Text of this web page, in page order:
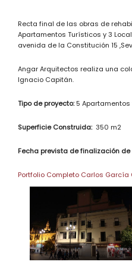
Recta final de las obras de
Apartamentos Turísticos y 3
avenida de la Constitución 15
Angar Arquitectos realiza una
Ignacio Capitán.
Tipo de proyecto:5
Superficie Construida: 350 m2
Fecha prevista de finalización
Portfolio Completo Carlos García